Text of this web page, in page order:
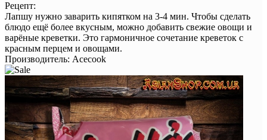
Рецепт:
Лапшу нужно заварить кипятком на 3-4 мин. Чтобы сделать
блюдо ещё более вкусным, можно добавить свежие овощи и
варёные креветки. Это гармоничное сочетание креветок с
красным перцем и овощами.
Производитель: Acecook